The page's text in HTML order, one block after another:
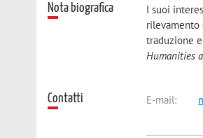
Nota biografica
I suoi
rilevamento
traduzione
Humanities
Contatti E-mail: